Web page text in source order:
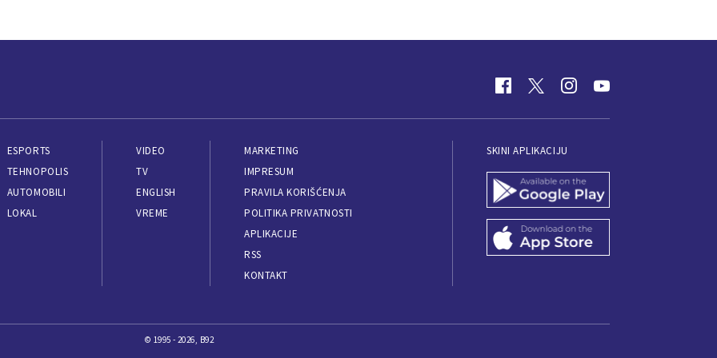
ESPORTS
TEHNOPOLIS
AUTOMOBILI
LOKAL
VIDEO
TV
ENGLISH
VREME
MARKETING
IMPRESUM
PRAVILA KORIŠĆENJA
POLITIKA PRIVATNOSTI
APLIKACIJE
RSS
KONTAKT
SKINI APLIKACIJU
© 1995 - 2026, B92